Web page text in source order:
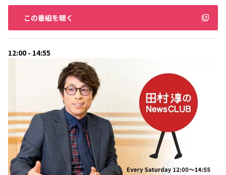
この番組を聴く
12:00 - 14:55